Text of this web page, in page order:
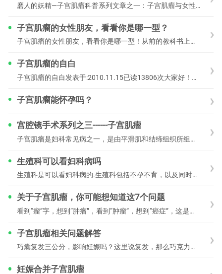
磨人的妖精—子宫肌瘤科普系列文章之一：子宫肌瘤与女性 医生，单位体检发现子宫肌瘤1.5cm，我是不是要手术啊医生，今天复查B超，肌瘤长大了，现在3
子宫肌瘤的女性朋友，看看你是哪一型？
子宫肌瘤的女性朋友，看看你是哪一型！从前的教科书上把子宫肌瘤分成三种类型：粘膜下、浆膜下，肌壁间。请看：黏膜下肌瘤黏膜下肌瘤使宫腔增大，影响子宫收缩，可引起
子宫肌瘤的自白
子宫肌瘤的自白发表于:2010.11.15已读13806次大家好！我的学名叫子宫肌瘤。是妇科的一种常见病。在妇女的一生中，大约有1/3以上的妇女都与我有关。你们
子宫肌瘤能怀孕吗？
宫腔镜手术系列之三------子宫肌瘤
子宫肌瘤是妇科常见病之一，是由平滑肌和结缔组织所组成,但以平滑肌细胞增生为主，多发生在30岁~50的妇女（20%），20岁以下少见。子宫肌瘤目前的病因不清，
生殖科可以看妇科病吗
生殖科是可以看妇科病的.生殖科包括不孕不育，以及同时可以看妇科疾病以及妇科常见疾病。生殖科主要看与生育相关的疾病，尤其是不孕不育的疾病，在临床上导致女性不孕的
关于子宫肌瘤，你可能想知道这7个问题
看到“瘤”字，想到“肿瘤”，看到“肿瘤”，想到“癌症”，这是很多人的反应，所以当一些女性做超声拿到报告后，看到“子宫肌瘤”这4个字，心里会一颤：自己是不是得了癌
子宫肌瘤相关问题解答
巧囊复发三公分，影响妊娠吗？这里说复发，那么巧克力囊肿之前是已经做过手术的，对吗？那么做过手术以后她用过药没有，第一次手术的时候盆腔里的情况如何？她的粘连程度如
妊娠合并子宫肌瘤